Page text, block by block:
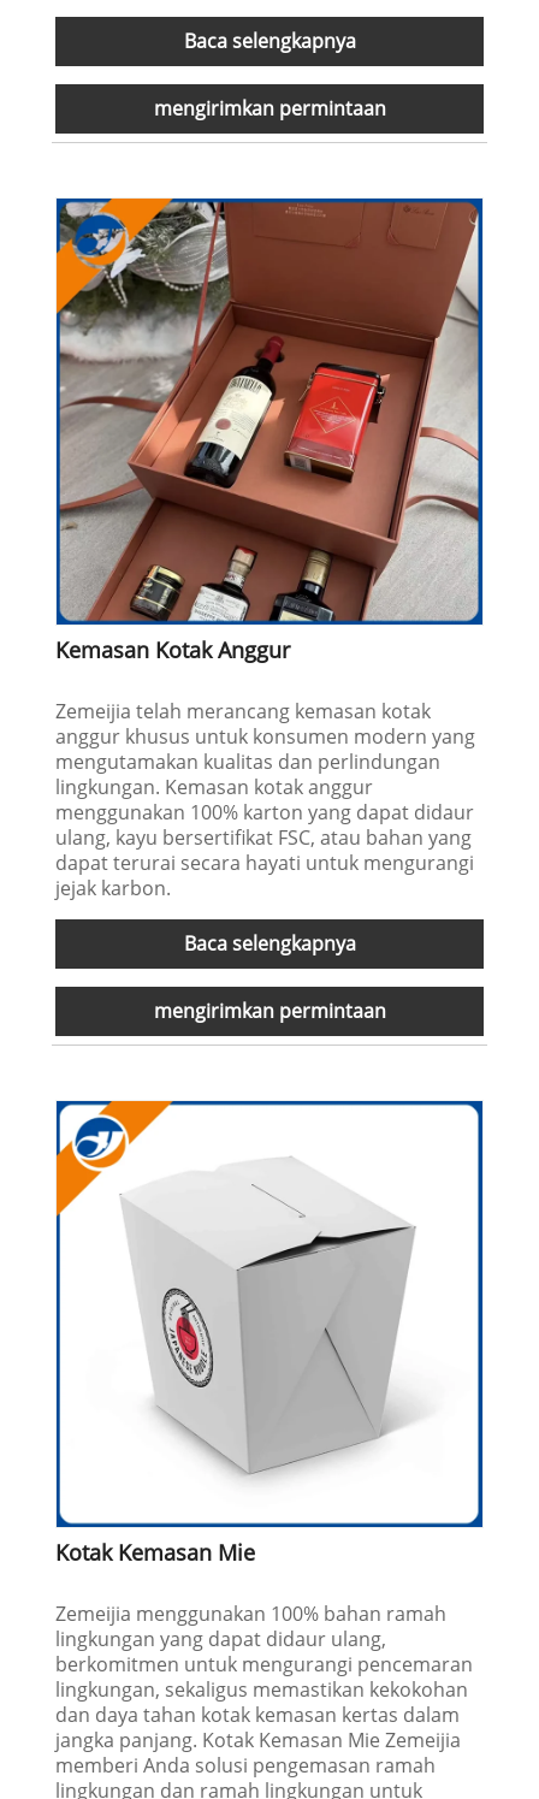
Baca selengkapnya
mengirimkan permintaan
Kemasan Kotak Anggur
Zemeijia telah merancang kemasan kotak
anggur khusus untuk konsumen modern yang
mengutamakan kualitas dan perlindungan
lingkungan. Kemasan kotak anggur
menggunakan 100% karton yang dapat didaur
ulang, kayu bersertifikat FSC, atau bahan yang
dapat terurai secara hayati untuk mengurangi
jejak karbon.
Baca selengkapnya
mengirimkan permintaan
Kotak Kemasan Mie
Zemeijia menggunakan 100% bahan ramah
lingkungan yang dapat didaur ulang,
berkomitmen untuk mengurangi pencemaran
lingkungan, sekaligus memastikan kekokohan
dan daya tahan kotak kemasan kertas dalam
jangka panjang. Kotak Kemasan Mie Zemeijia
memberi Anda solusi pengemasan ramah
lingkungan dan ramah lingkungan untuk